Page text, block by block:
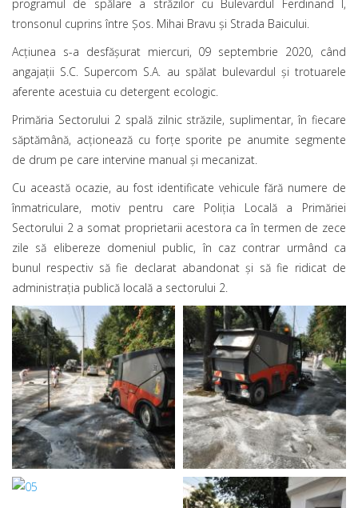
programul de spălare a străzilor cu Bulevardul Ferdinand I,
tronsonul cuprins între Șos. Mihai Bravu și Strada Baicului.
Acțiunea s-a desfășurat miercuri, 09 septembrie 2020, când
angajații S.C. Supercom S.A. au spălat bulevardul și trotuarele
aferente acestuia cu detergent ecologic.
Primăria Sectorului 2 spală zilnic străzile, suplimentar, în fiecare
săptămână, acționează cu forțe sporite pe anumite segmente
de drum pe care intervine manual și mecanizat.
Cu această ocazie, au fost identificate vehicule fără numere de
înmatriculare, motiv pentru care Poliția Locală a Primăriei
Sectorului 2 a somat proprietarii acestora ca în termen de zece
zile să elibereze domeniul public, în caz contrar urmând ca
bunul respectiv să fie declarat abandonat și să fie ridicat de
administrația publică locală a sectorului 2.